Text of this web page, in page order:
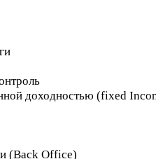
доходностью (fixed
(Back Office)